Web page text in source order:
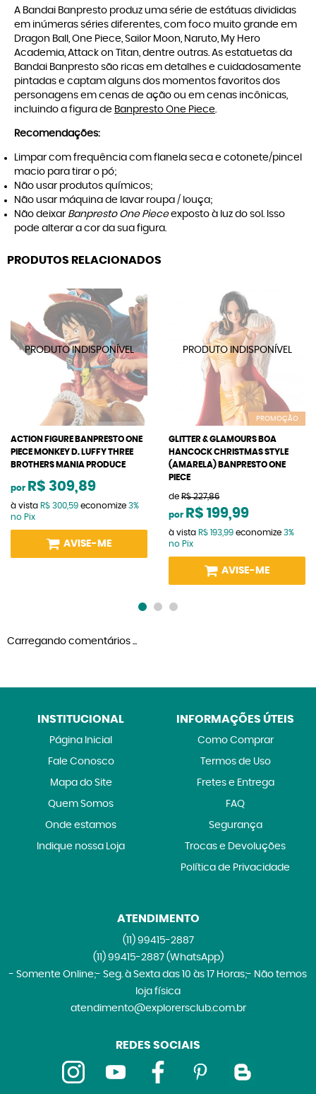
A Bandai Banpresto produz uma série de estátuas divididas
em inúmeras séries diferentes, com foco muito grande em
Dragon Ball, One Piece, Sailor Moon, Naruto, My Hero
Academia, Attack on Titan, dentre outras. As estatuetas da
Bandai Banpresto são ricas em detalhes e cuidadosamente
pintadas e captam alguns dos momentos favoritos dos
personagens em cenas de ação ou em cenas incônicas,
incluindo a figura de Banpresto One Piece.
Recomendações:
Limpar com frequência com flanela seca e cotonete/pincel
macio para tirar o pó;
Não usar produtos químicos;
Não usar máquina de lavar roupa / louça;
Não deixar Banpresto One Pieceexposto à luz do sol. Isso
pode alterar a cor da sua figura.
PRODUTOS RELACIONADOS
ACTION FIGURE BANPRESTO ONE
PIECE MONKEY D. LUFFY THREE
BROTHERS MANIA PRODUCE
por R$ 309,89
à vista R$ 300,59 economize 3%
no Pix
AVISE-ME
PROMOÇÃO
GLITTER & GLAMOURS BOA
HANCOCK CHRISTMAS STYLE
(AMARELA) BANPRESTO ONE
PIECE
de R$ 227,86
por R$ 199,99
à vista R$ 193,99 economize 3%
no Pix
AVISE-ME
Carregando comentários ...
INSTITUCIONAL
Página Inicial
Fale Conosco
Mapa do Site
Quem Somos
Onde estamos
Indique nossa Loja
INFORMAÇÕES ÚTEIS
Como Comprar
Termos de Uso
Fretes e Entrega
FAQ
Segurança
Trocas e Devoluções
Política de Privacidade
ATENDIMENTO
(11)99415-2887
(11)99415-2887 (WhatsApp)
- Somente Online;- Seg. à Sexta das 10 às 17 Horas;- Não temos
loja física
atendimento@explorersclub.com.br
REDES SOCIAIS